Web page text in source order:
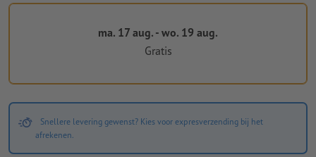
ma. 17 aug. - wo. 19 aug.
Gratis
Snellere levering gewenst? Kies voor expresverzending bij het
afrekenen.